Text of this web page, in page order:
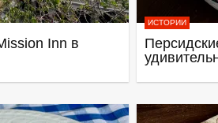
Inn в
ИСТОРИИ